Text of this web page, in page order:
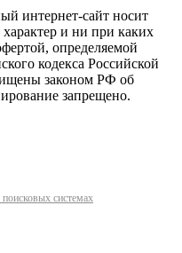
интернет-сайт носит
и ни при каких
определяемой
кодекса Российской
законом РФ об
запрещено.
системах